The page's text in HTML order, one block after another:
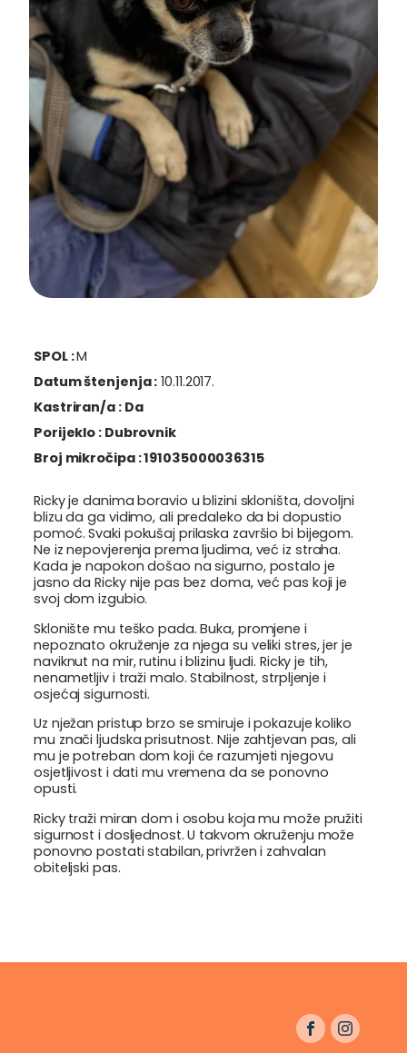
SPOL :M
Datum štenjenja : 10.11.2017.
Kastriran/a : Da
Porijeklo : Dubrovnik
Broj mikročipa :191035000036315
Ricky je danima boravio u blizini skloništa, dovoljni
blizu da ga vidimo, ali predaleko da bi dopustio
pomoć. Svaki pokušaj prilaska završio bi bijegom.
Ne iz nepovjerenja prema ljudima, već iz straha.
Kada je napokon došao na sigurno, postalo je
jasno da Ricky nije pas bez doma, već pas koji je
svoj dom izgubio.
Sklonište mu teško pada. Buka, promjene i
nepoznato okruženje za njega su veliki stres, jer je
naviknut na mir, rutinu i blizinu ljudi. Ricky je tih,
nenametljiv i traži malo. Stabilnost, strpljenje i
osjećaj sigurnosti.
Uz nježan pristup brzo se smiruje i pokazuje koliko
mu znači ljudska prisutnost. Nije zahtjevan pas, ali
mu je potreban dom koji će razumjeti njegovu
osjetljivost i dati mu vremena da se ponovno
opusti.
Ricky traži miran dom i osobu koja mu može pružiti
sigurnost i dosljednost. U takvom okruženju može
ponovno postati stabilan, privržen i zahvalan
obiteljski pas.